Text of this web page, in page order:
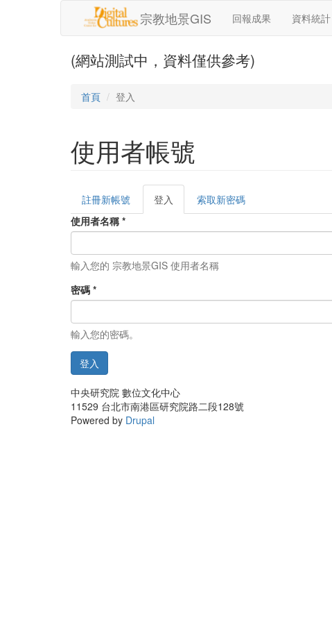
宗教地景GIS 回報成果 資料統計
(網站測試中，資料僅供參考)
首頁 登入
使用者帳號
主要索引標籤
註冊新帳號 登入
籤)
索取新密碼
使用者名稱 *
輸入您的 宗教地景GIS 使用者名稱
密碼 *
輸入您的密碼。
登入
中央研究院 數位文化中心
11529 台北市南港區研究院路二段128號
Powered by Drupal